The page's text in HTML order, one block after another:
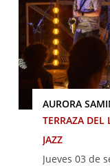
AURORA
TERRAZA DEL
JAZZ
Jueves 03 de